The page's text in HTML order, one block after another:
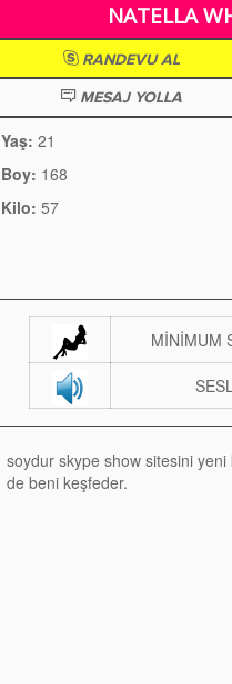
NATELLA
RANDEVU AL
MESAJ YOLLA
Yaş: 21
Boy: 168
Kilo: 57
MİNİMUM
soydur skype show sitesini
de beni keşfeder.